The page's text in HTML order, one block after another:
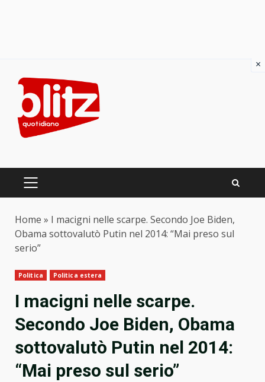
content
PRIMARY
Home » I macigni nelle scarpe. Secondo Joe Biden,
Obama sottovalutò Putin nel 2014: “Mai preso sul
serio”
Politica Politica estera
I macigni nelle scarpe.
Secondo Joe Biden, Obama
sottovalutò Putin nel 2014:
“Mai preso sul serio”
×